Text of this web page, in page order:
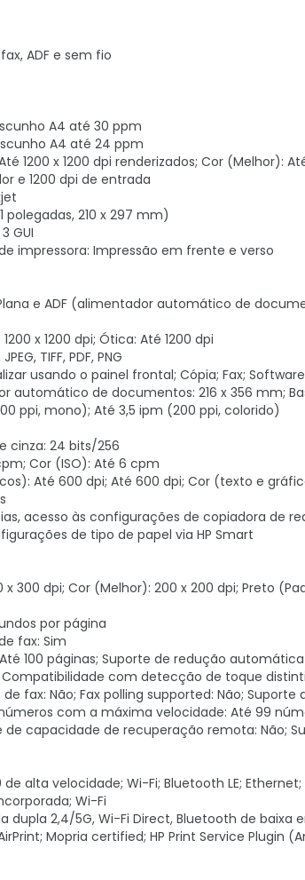
ADF e sem fio
A4 até 30 ppm
A4 até 24 ppm
1200 x 1200 dpi renderizados; Cor (Melhor):
e 1200 dpi de entrada
polegadas, 210 x 297 mm)
GUI
impressora: Impressão em frente e verso
e ADF (alimentador automático de
x 1200 dpi; Ótica: Até 1200 dpi
TIFF, PDF, PNG
usando o painel frontal; Cópia; Fax; Software
de documentos: 216 x 356 mm;
ppi, mono); Até 3,5 ipm (200 ppi, colorido)
cinza: 24 bits/256
Cor (ISO): Até 6 cpm
Até 600 dpi; Até 600 dpi; Cor (texto e
acesso às configurações de copiadora de
de tipo de papel via HP Smart
300 dpi; Cor (Melhor): 200 x 200 dpi; Preto
por página
fax: Sim
100 páginas; Suporte de redução
com detecção de toque
fax: Não; Fax polling supported: Não;
com a máxima velocidade: Até 99
de capacidade de recuperação remota: Não;
alta velocidade; Wi-Fi; Bluetooth LE; Ethernet;
Wi-Fi
dupla 2,4/5G, Wi-Fi Direct, Bluetooth de baixa
Mopria certified; HP Print Service Plugin